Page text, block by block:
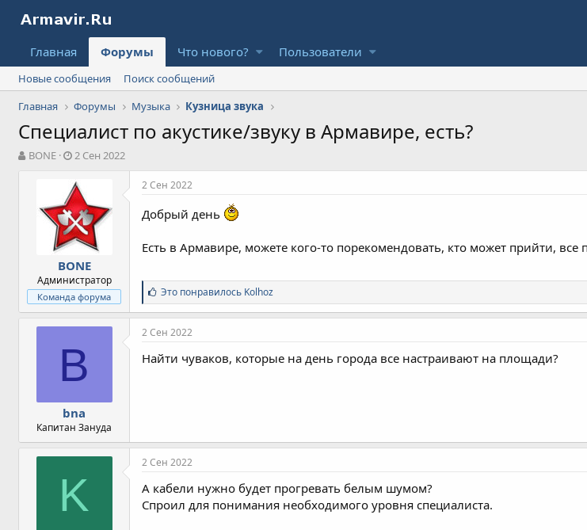
Главная Форумы Что нового? Пользователи
Новые сообщения
Поиск сообщений
Главная
Форумы Музыка Кузница звука
Специалист по акустике/звуку в Армавире, есть?
А
BONE
Д
т
а
н
а
ч
л
а
2 Сен 2022
BONE
Администратор
Команда форума
2 Сен 2022
Добрый день
Есть в Армавире, можете кого-то порекомендовать, кто может прийти,
С
и
м
п
т
и
Это понравилось Kolhoz
B
bna
Капитан Зануда
2 Сен 2022
Найти чуваков, которые на день города все настраивают на площади?
K
2 Сен 2022
А кабели нужно будет прогревать белым шумом?
Спроил для понимания необходимого уровня специалиста.